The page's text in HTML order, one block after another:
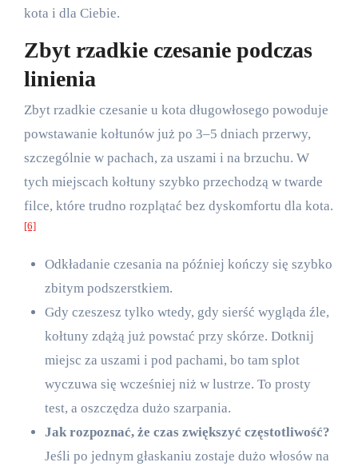
kota i dla Ciebie.
Zbyt rzadkie czesanie podczas
linienia
Zbyt rzadkie czesanie u kota długowłosego powoduje
powstawanie kołtunów już po 3–5 dniach przerwy,
szczególnie w pachach, za uszami i na brzuchu. W
tych miejscach kołtuny szybko przechodzą w twarde
filce, które trudno rozplątać bez dyskomfortu dla kota.
[6]
Odkładanie czesania na później kończy się szybko
zbitym podszerstkiem.
Gdy czeszesz tylko wtedy, gdy sierść wygląda źle,
kołtuny zdążą już powstać przy skórze. Dotknij
miejsc za uszami i pod pachami, bo tam splot
wyczuwa się wcześniej niż w lustrze. To prosty
test, a oszczędza dużo szarpania.
Jak rozpoznać, że czas zwiększyć częstotliwość?
Jeśli po jednym głaskaniu zostaje dużo włosów na